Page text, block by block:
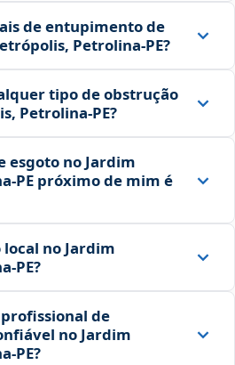
de entupimento de
Petrolina‑PE?
tipo de obstrução
Petrolina‑PE?
esgoto no Jardim
próximo de mim é
no Jardim
de
no Jardim